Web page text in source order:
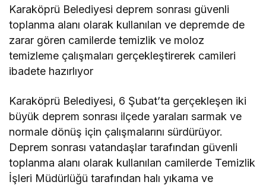
Karaköprü Belediyesi deprem sonrası güvenli
toplanma alanı olarak kullanılan ve depremde de
zarar gören camilerde temizlik ve moloz
temizleme çalışmaları gerçekleştirerek camileri
ibadete hazırlıyor
Karaköprü Belediyesi, 6 Şubat’ta gerçekleşen iki
büyük deprem sonrası ilçede yaraları sarmak ve
normale dönüş için çalışmalarını sürdürüyor.
Deprem sonrası vatandaşlar tarafından güvenli
toplanma alanı olarak kullanılan camilerde Temizlik
İşleri Müdürlüğü tarafından halı yıkama ve